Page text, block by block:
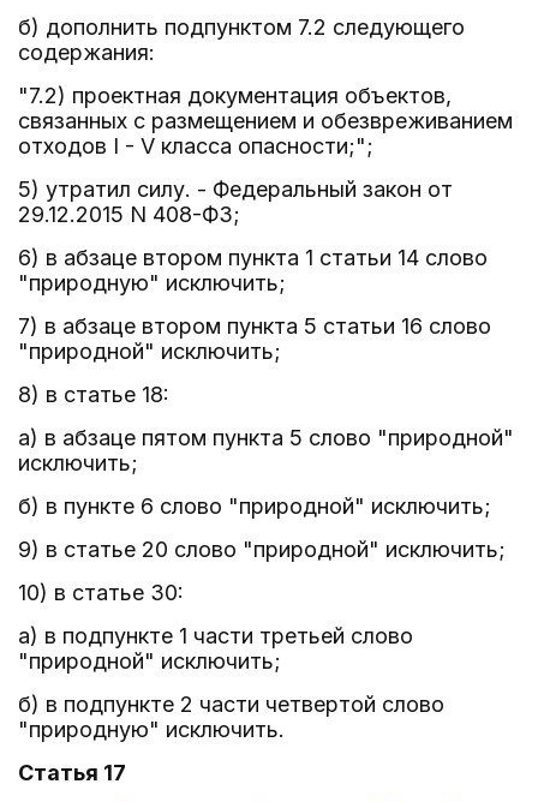
б) дополнить подпунктом 7.2 следующего
содержания:
"7.2) проектная документация объектов,
связанных с размещением и обезвреживанием
отходов I - V класса опасности;";
5) утратил силу. - Федеральный закон от
29.12.2015 N 408-ФЗ;
6) в абзаце втором пункта 1 статьи 14 слово
"природную" исключить;
7) в абзаце втором пункта 5 статьи 16 слово
"природной" исключить;
8) в статье 18:
а) в абзаце пятом пункта 5 слово "природной"
исключить;
б) в пункте 6 слово "природной" исключить;
9) в статье 20 слово "природной" исключить;
10) в статье 30:
а) в подпункте 1 части третьей слово
"природной" исключить;
б) в подпункте 2 части четвертой слово
"природную" исключить.
Статья 17